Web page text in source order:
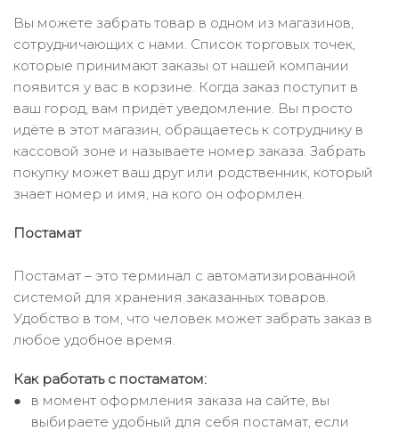
Вы можете забрать товар в одном из магазинов,
сотрудничающих с нами. Список торговых точек,
которые принимают заказы от нашей компании
появится у вас в корзине. Когда заказ поступит в
ваш город, вам придёт уведомление. Вы просто
идёте в этот магазин, обращаетесь к сотруднику в
кассовой зоне и называете номер заказа. Забрать
покупку может ваш друг или родственник, который
знает номер и имя, на кого он оформлен.
Постамат
Постамат – это терминал с автоматизированной
системой для хранения заказанных товаров.
Удобство в том, что человек может забрать заказ в
любое удобное время.
Как работать с постаматом:
в момент оформления заказа на сайте, вы
выбираете удобный для себя постамат, если